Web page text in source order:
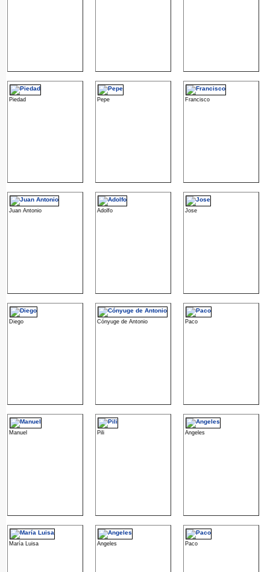
Piedad Pepe Francisco
Juan Antonio Adolfo Jose
Diego Cónyuge de Antonio Paco
Manuel Pili Angeles
María Luisa Angeles Paco